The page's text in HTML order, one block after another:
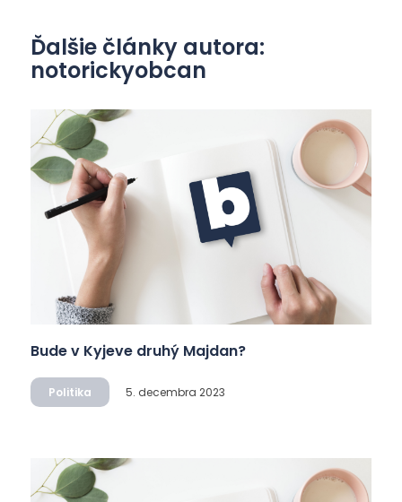
Ďalšie články autora:
notorickyobcan
Bude v Kyjeve druhý Majdan?
Politika 5. decembra 2023